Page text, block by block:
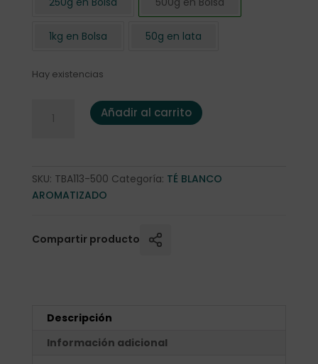
1kg en Bolsa 50g en lata
Hay existencias
Pai Mu Tan "Sakura" 500 gr. cantidad
Añadir al carrito
SKU: TBA113-500 Categoría: TÉ BLANCO
AROMATIZADO
Compartir producto
Descripción
Información adicional